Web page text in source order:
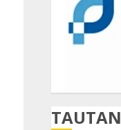
TAUTAN